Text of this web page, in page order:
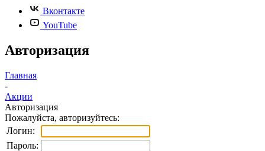
Вконтакте
YouTube
Авторизация
Главная
-
Акции
Авторизация
Пожалуйста, авторизуйтесь:
Логин:
Пароль: